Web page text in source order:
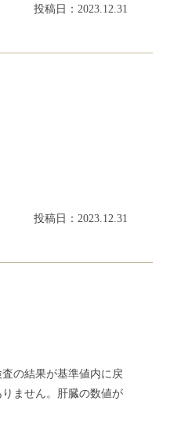
投稿日：2023.12.31
投稿日：2023.12.31
の結果が基準値内に戻
ません。肝臓の数値が